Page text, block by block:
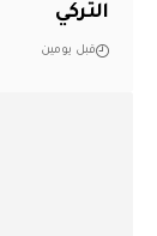
التركي
قبل يومين